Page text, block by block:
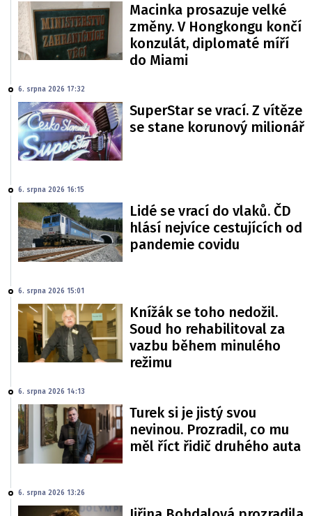
Macinka prosazuje velké
změny. V Hongkongu končí
konzulát, diplomaté míří
do Miami
6. srpna 2026 17:32
SuperStar se vrací. Z vítěze
se stane korunový milionář
6. srpna 2026 16:15
Lidé se vrací do vlaků. ČD
hlásí nejvíce cestujících od
pandemie covidu
6. srpna 2026 15:01
Knížák se toho nedožil.
Soud ho rehabilitoval za
vazbu během minulého
režimu
6. srpna 2026 14:13
Turek si je jistý svou
nevinou. Prozradil, co mu
měl říct řidič druhého auta
6. srpna 2026 13:26